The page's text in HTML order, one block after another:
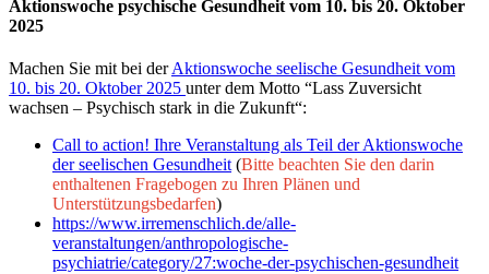
Aktionswoche psychische Gesundheit vom 10. bis 20. Oktober
2025
Machen Sie mit bei derAktionswoche seelische Gesundheit vom
10. bis 20. Oktober 2025 unter dem Motto “Lass Zuversicht
wachsen – Psychisch stark in die Zukunft“:
Call to action! Ihre Veranstaltung als Teil der Aktionswoche
der seelischen Gesundheit (Bitte beachten Sie den darin
enthaltenen Fragebogen zu Ihren Plänen und
Unterstützungsbedarfen)
https://www.irremenschlich.de/alle-
veranstaltungen/anthropologische-
psychiatrie/category/27:woche-der-psychischen-gesundheit